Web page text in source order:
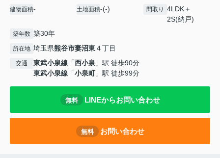
建物面積- 土地面積-(-) 間取り
4LDK＋
2S(納戸)
築年数 築30年
所在地 埼玉県熊谷市妻沼東４丁目
交通 東武小泉線 「西小泉 」駅 徒歩90分
東武小泉線 「小泉町」駅 徒歩99分
無料 LINEからお問い合わせ
無料 お問い合わせ